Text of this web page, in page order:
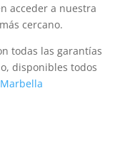
acceder a nuestra
cercano.
todas las garantías
disponibles todos